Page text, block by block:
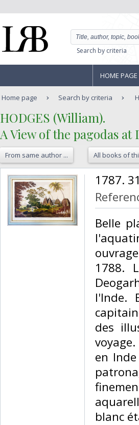
Search by criteria
HOME PAGE
Home page Search by criteria
‎HODGES (William).‎
‎A View of the pagodas at
From same author ... All books of
‎1787.
‎Belle
1788.
l'Inde.
des
en
blanc